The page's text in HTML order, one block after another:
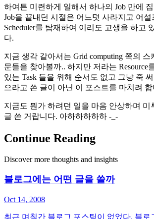
하여튼 미련하게 일해서 하나의 Job 만에
Job을 끝내던 시절은 어느덧 사라지고 어설
Scheduler를 탑재하여 이리도 고생을 하고
다.
지금 생각 같아서는 Grid computing 쪽의
문들을 찾아볼까.. 하지만 저라는 Resource
있는 Task 들을 위해 순서도 없고 그냥 죽
으라고 쓴 글이 아닌 이 포스트를 마치려 합
지금도 뭔가 하려던 일을 마음 안상하며 미
글 쓴 거랍니다. 아하하하하하 -_-
Continue Reading
Discover more thoughts and insights
블로그에는 어떤 글을 쓸까
Oct 14, 2008
최근 며칠간 블로그 포스팅이 없었다. 블로